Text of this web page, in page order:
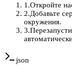
1 .Откройте
2.Добавьте
окружения.
3.
json